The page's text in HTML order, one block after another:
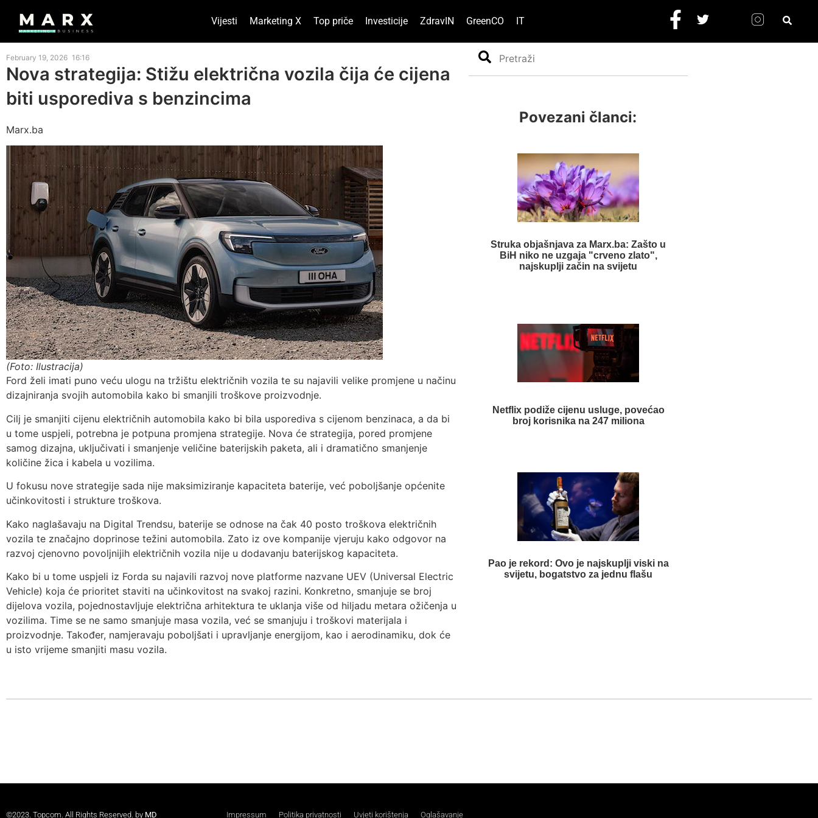
Vijesti Marketing X Top priče Investicije ZdravIN GreenCO IT
February 19, 2026 16:16
Nova strategija: Stižu električna vozila čija će cijena
biti usporediva s benzincima
Marx.ba
(Foto: Ilustracija)
Ford želi imati puno veću ulogu na tržištu električnih vozila te su najavili velike promjene u načinu
dizajniranja svojih automobila kako bi smanjili troškove proizvodnje.
Cilj je smanjiti cijenu električnih automobila kako bi bila usporediva s cijenom benzinaca, a da bi
u tome uspjeli, potrebna je potpuna promjena strategije. Nova će strategija, pored promjene
samog dizajna, uključivati i smanjenje veličine baterijskih paketa, ali i dramatično smanjenje
količine žica i kabela u vozilima.
U fokusu nove strategije sada nije maksimiziranje kapaciteta baterije, već poboljšanje općenite
učinkovitosti i strukture troškova.
Kako naglašavaju na Digital Trendsu, baterije se odnose na čak 40 posto troškova električnih
vozila te značajno doprinose težini automobila. Zato iz ove kompanije vjeruju kako odgovor na
razvoj cjenovno povoljnijih električnih vozila nije u dodavanju baterijskog kapaciteta.
Kako bi u tome uspjeli iz Forda su najavili razvoj nove platforme nazvane UEV (Universal Electric
Vehicle) koja će prioritet staviti na učinkovitost na svakoj razini. Konkretno, smanjuje se broj
dijelova vozila, pojednostavljuje električna arhitektura te uklanja više od hiljadu metara ožičenja u
vozilima. Time se ne samo smanjuje masa vozila, već se smanjuju i troškovi materijala i
proizvodnje. Također, namjeravaju poboljšati i upravljanje energijom, kao i aerodinamiku, dok će
u isto vrijeme smanjiti masu vozila.
Search
Povezani članci:
Struka objašnjava za Marx.ba: Zašto u
BiH niko ne uzgaja "crveno zlato",
najskuplji začin na svijetu
Netflix podiže cijenu usluge, povećao
broj korisnika na 247 miliona
Pao je rekord: Ovo je najskuplji viski na
svijetu, bogatstvo za jednu flašu
©2023. Topcom. All Rights Reserved. by MD Impressum Politika privatnosti Uvjeti korištenja Oglašavanje